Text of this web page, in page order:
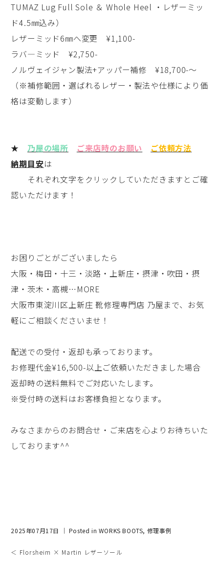
TUMAZ Lug Full Sole ＆ Whole Heel ・レザーミッ
ド4.5㎜込み）
レザーミッド6㎜へ変更 ¥1,100-
ラバ―ミッド ¥2,750-
ノルヴェイジャン製法+アッパー補修 ¥18,700-～
（※補修範囲・選ばれるレザー・製法や仕様により価
格は変動します）
★乃屋の場所 ご来店時のお願い
ご依頼方法
納期目安は
それぞれ文字をクリックしていただきますとご確
認いただけます！
お困りごとがございましたら
大阪・梅田・十三・淡路・上新庄・摂津・吹田・摂
津・茨木・高槻…MORE
大阪市東淀川区上新庄 靴修理専門店 乃屋まで、お気
軽にご相談くださいませ！
配送での受付・返却も承っております。
お修理代金¥16,500-以上ご依頼いただきました場合
返却時の送料無料でご対応いたします。
※受付時の送料はお客様負担となります。
みなさまからのお問合せ・ご来店を心よりお待ちいた
しております^^
2025年07月17日 ｜ Posted in WORKS BOOTS, 修理事例
＜ Florsheim × Martin レザーソール